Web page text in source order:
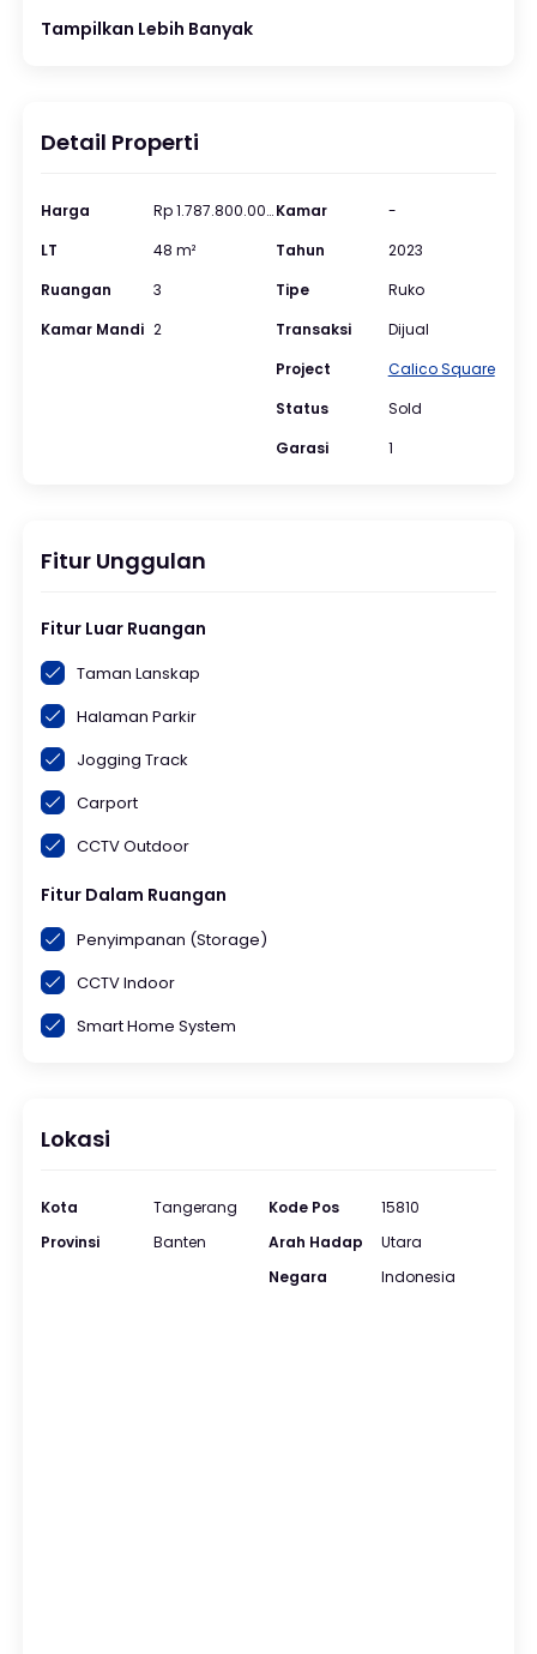
Tampilkan Lebih Banyak
Detail Properti
Harga
Rp 1.787.800.000
LT
48 m²
Ruangan
3
Kamar Mandi 2
Kamar
-
Tahun
2023
Tipe
Ruko
Transaksi
Dijual
Project
Calico Square
Status
Sold
Garasi
1
Fitur Unggulan
Fitur Luar Ruangan
Taman Lanskap
Halaman Parkir
Jogging Track
Carport
CCTV Outdoor
Fitur Dalam Ruangan
Penyimpanan (Storage)
CCTV Indoor
Smart Home System
Lokasi
Kota
Tangerang
Provinsi
Banten
Kode Pos
15810
Arah Hadap
Utara
Negara
Indonesia